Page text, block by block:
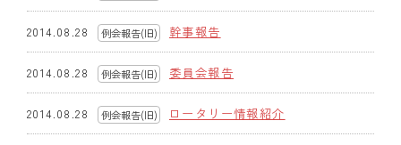
スケジュール
年間プログラム
木曜会
組織図
2014.08.28 例会報告(旧) 幹事報告
2014.08.28 例会報告(旧) 委員会報告
2014.08.28 例会報告(旧) ロータリー情報紹介